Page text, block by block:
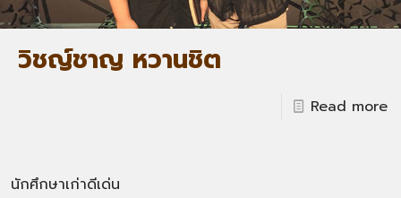
วิชญ์ชาญ หวานชิต
Read more
นักศึกษาเก่าดีเด่น